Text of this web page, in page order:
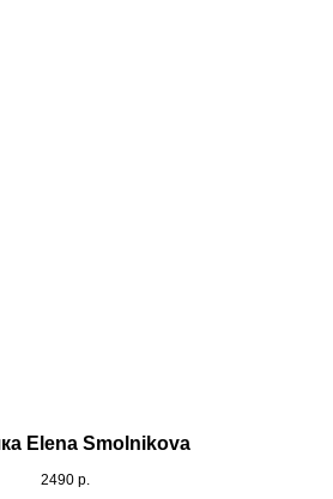
Elena Smolnikova
2490 р.